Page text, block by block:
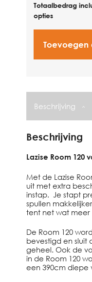
Totaalbedrag
opties
Beschrijving
Beschrijving
Lazise Room 120
Met de Lazise
uit met extra
instap. Je stapt
spullen
tent net wat meer
De Room 120
bevestigd en sluit
geheel. Ook de
in de Room 120
een 390cm diepe